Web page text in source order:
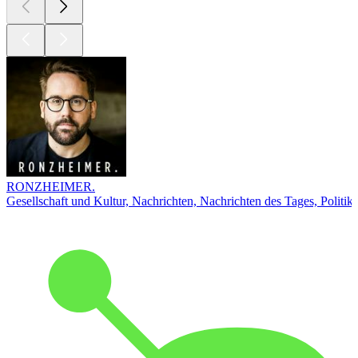
RONZHEIMER.
Gesellschaft und Kultur, Nachrichten, Nachrichten des Tages, Politik